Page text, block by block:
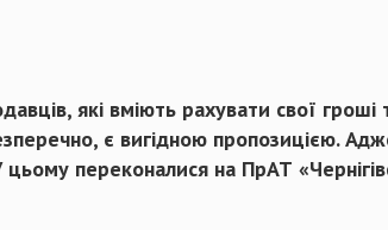
які вміють рахувати свої
є вигідною пропозицією.
цьому переконалися на ПрАТ